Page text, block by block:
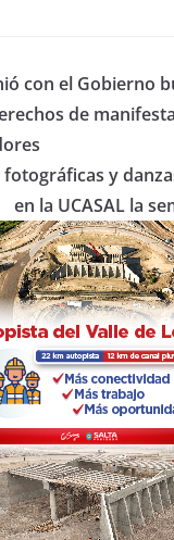
s
A
p
p
p
ar
con el Gobierno
de
fotográficas y
en la UCASAL la